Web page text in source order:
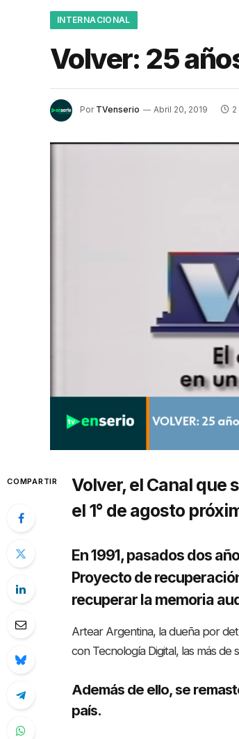
INTERNACIONAL
Volver: 25
Por TVenserio Abril 20, 2019
COMPARTIR
Volver, el Canal que
el 1° de agosto
En 1991, pasados dos
Proyecto de
recuperar la memoria
Artear Argentina, la dueña por
con Tecnología Digital, las más de
Además de ello, se
país.